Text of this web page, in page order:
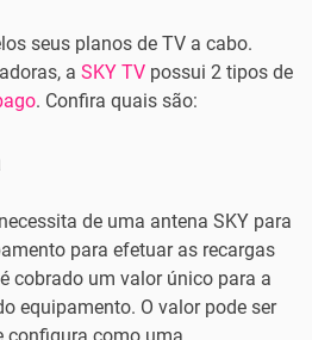
seus planos de TV a cabo.
a SKY TV possui 2 tipos de
. Confira quais são:
de uma antena SKY para
para efetuar as recargas
cobrado um valor único para a
equipamento. O valor pode ser